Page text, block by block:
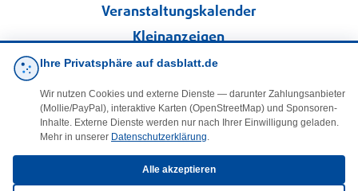
Veranstaltungskalender
Kleinanzeigen
Folgen Sie uns!
facebook
Ihre Privatsphäre auf dasblatt.de
Wir nutzen Cookies und externe Dienste — darunter Zahlungsanbieter
(Mollie/PayPal), interaktive Karten (OpenStreetMap) und Sponsoren-
Inhalte. Externe Dienste werden nur nach Ihrer Einwilligung geladen.
Mehr in unserer Datenschutzerklärung.
Alle akzeptieren